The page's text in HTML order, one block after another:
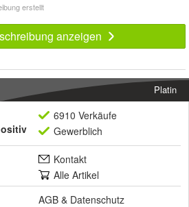
erstellt
anzeigen
Platin
6910 Verkäufe
Gewerblich
Kontakt
Alle Artikel
AGB & Datenschutz